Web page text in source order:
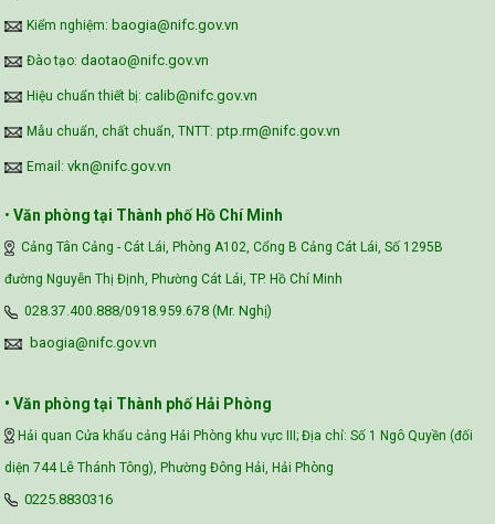
Kiểm nghiệm: baogia@nifc.gov.vn
Đào tạo: daotao@nifc.gov.vn
Hiệu chuẩn thiết bị: calib@nifc.gov.vn
Mẫu chuẩn, chất chuẩn, TNTT: ptp.rm@nifc.gov.vn
Email: vkn@nifc.gov.vn
• Văn phòng tại Thành phố Hồ Chí Minh
Cảng Tân Cảng - Cát Lái, Phòng A102, Cổng B Cảng Cát Lái, Số 1295B
đường Nguyễn Thị Định, Phường Cát Lái, TP. Hồ Chí Minh
028.37.400.888/0918.959.678 (Mr. Nghị)
baogia@nifc.gov.vn
• Văn phòng tại Thành phố Hải Phòng
Hải quan Cửa khẩu cảng Hải Phòng khu vực III; Địa chỉ: Số 1 Ngô Quyền (đối
diện 744 Lê Thánh Tông), Phường Đông Hải, Hải Phòng
0225.8830316